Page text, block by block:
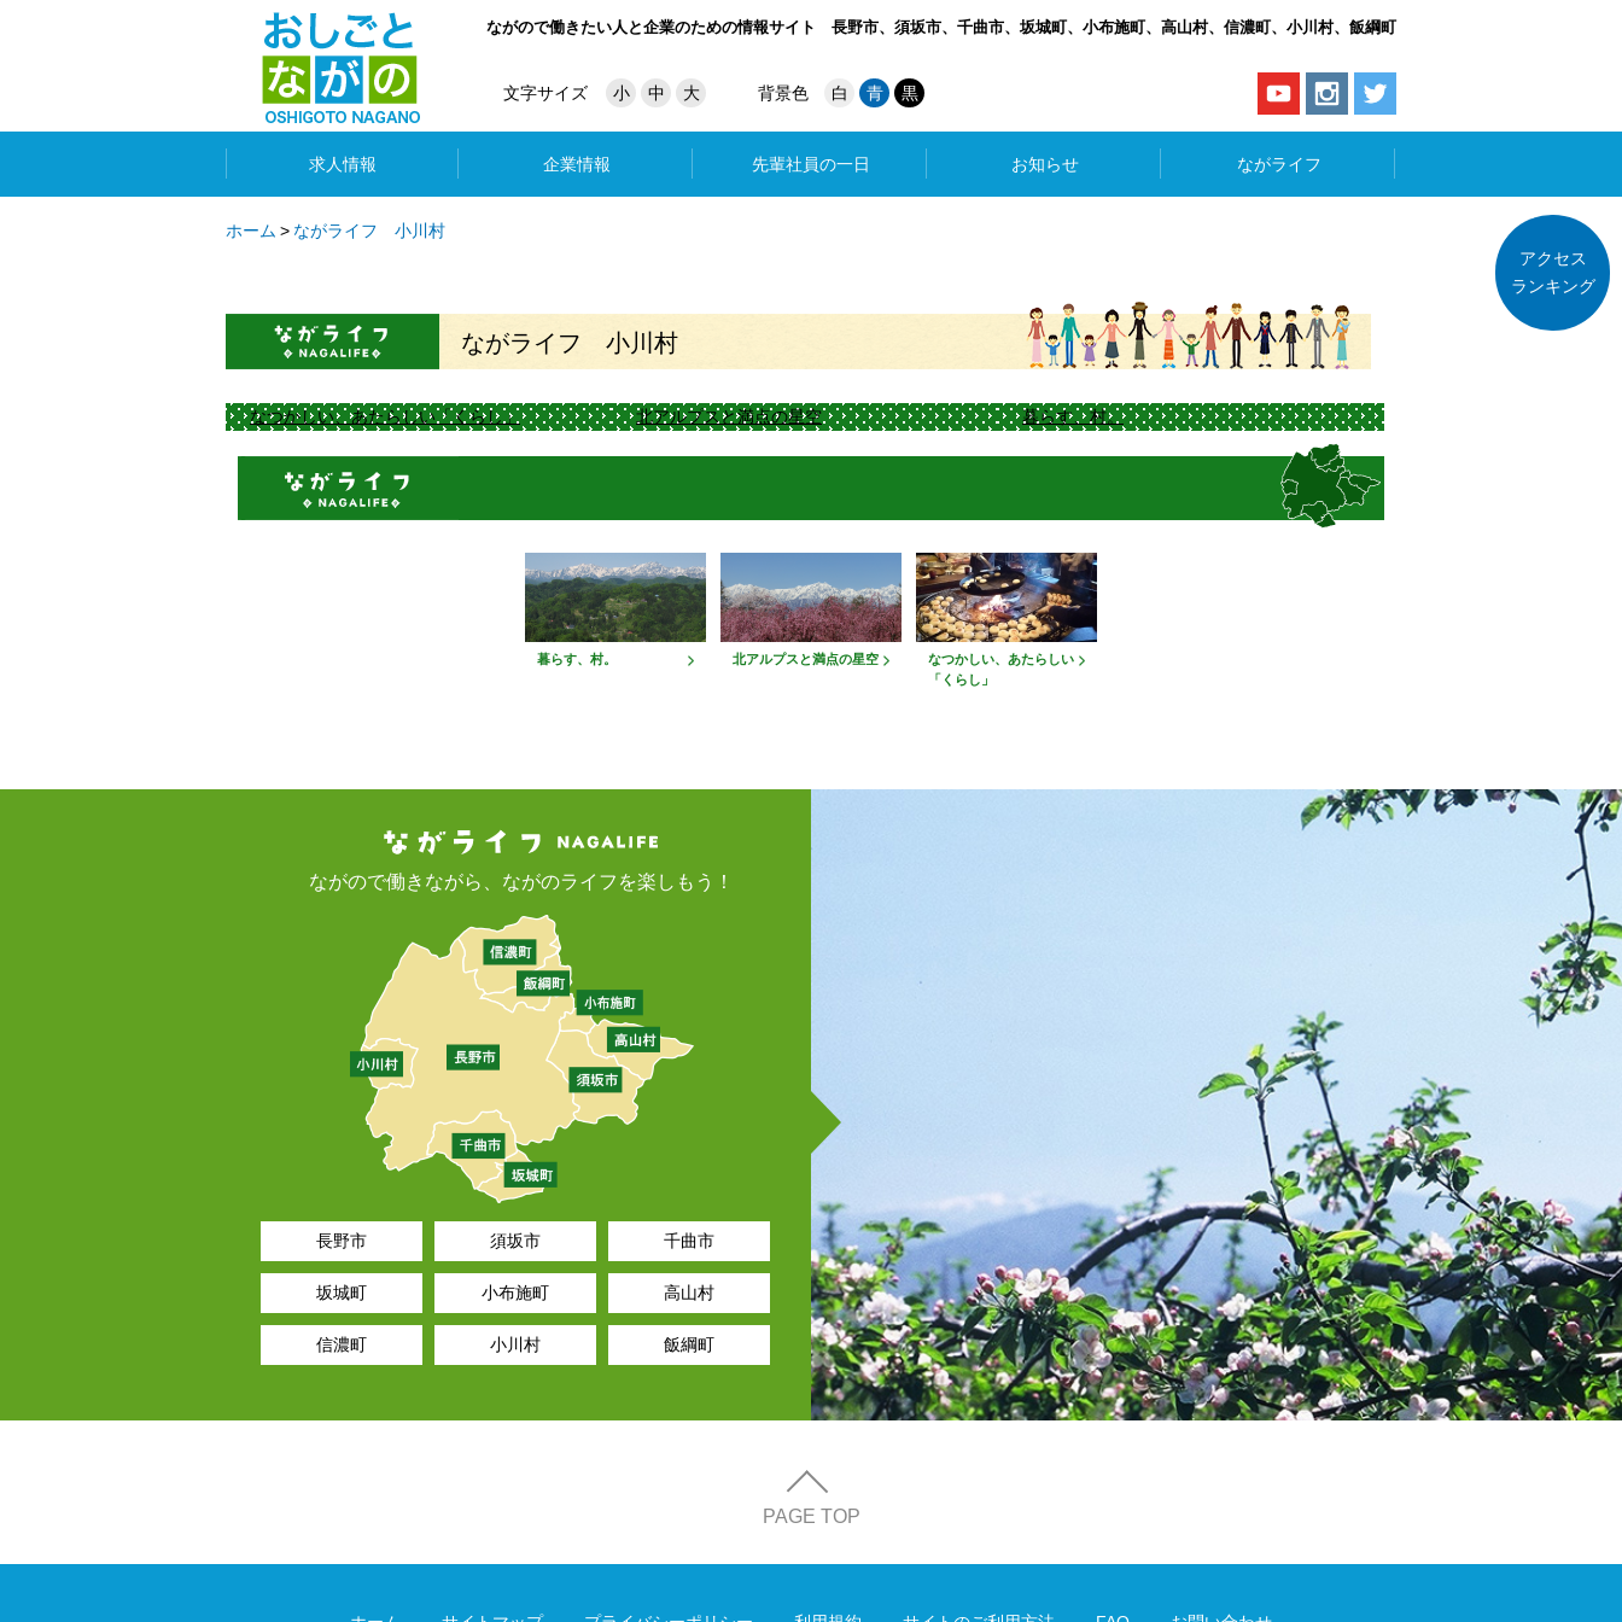
ながので働きたい人と企業のための情報サイト 長野市、須坂市、千曲市、坂城町、小布施町、高山村、信濃町、小川村、飯綱町
文字サイズ 小 中 大 背景色 白 青 黒
求人情報 企業情報 先輩社員の一日 お知らせ ながライフ
ホーム ながライフ 小川村
ながライフ 小川村
なつかしい、あたらしい「くらし」 北アルプスと満点の星空 暮らす、村。
暮らす、村。 北アルプスと満点の星空
なつかしい、あたらしい
「くらし」
ながので働きながら、ながのライフを楽しもう！
長野市 須坂市 千曲市
坂城町 小布施町 高山村
信濃町 小川村 飯綱町
アクセス
ランキング
PAGE TOP